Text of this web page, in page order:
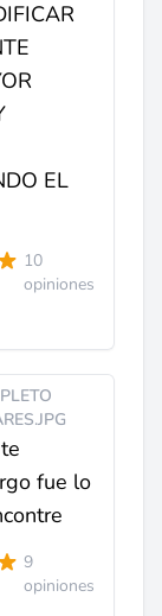
EL
10
opiniones
fue lo
9
opiniones